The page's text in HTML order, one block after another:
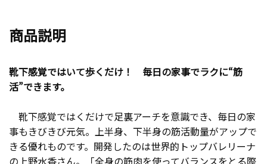
商品説明
靴下感覚ではいて歩くだけ！ 毎日の家事でラクに“筋
活”できます。
靴下感覚ではくだけで足裏アーチを意識でき、毎日の家
事もきびきび元気。上半身、下半身の筋活動量がアップで
きる優れものです。開発したのは世界的トップバレリーナ
の上野水香さん。「全身の筋肉を使ってバランスをとる際